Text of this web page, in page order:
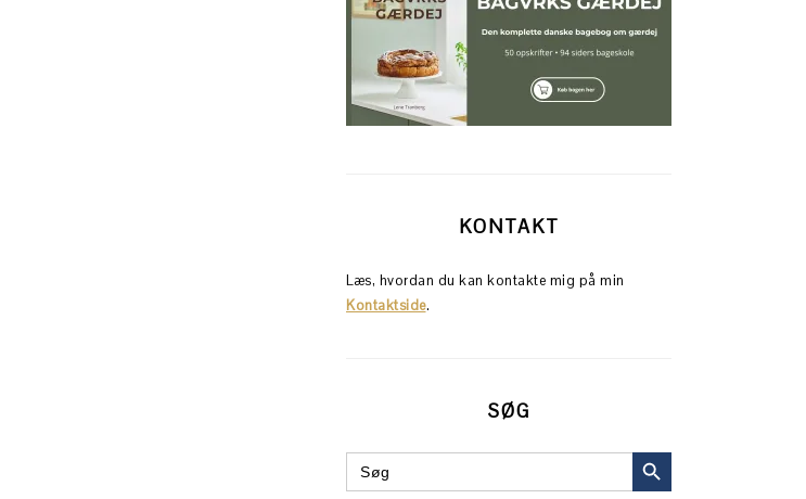
KONTAKT
Læs, hvordan du kan kontakte mig på min
Kontaktside.
SØG
Search
for:
SEARCH BUTTON